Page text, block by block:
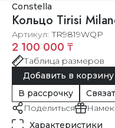
Constella
Кольцо Tirisi
Артикул TR9819WQP
2 100 000 ₸
Таблица размеров
Добавить в корзину
В рассрочку
Поделиться
Характеристики